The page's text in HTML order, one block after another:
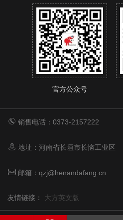
官方公众号
销售电话：0373-2157222
地址：河南省长垣市长恼工业区
邮箱：qzj@henandafang.cn
友情链接： 大方英文版